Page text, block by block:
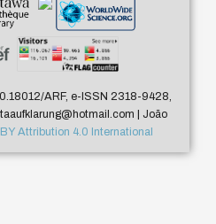
ARF, e-ISSN 2318-9428,
| João
Attribution 4.0 International